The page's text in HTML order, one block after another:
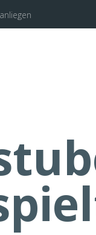
Unterinntal